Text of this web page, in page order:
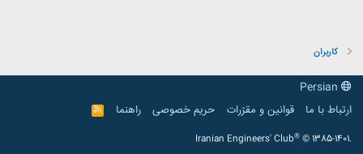
کاربران
ارتباط با ما
قوانین و مقرّرات حریم خصوصی راهنما
R
S
Iranian Engineers' Club® © 1385-1401.